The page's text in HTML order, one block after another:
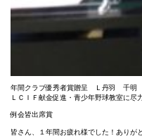
年間クラブ優秀者賞贈呈 Ｌ丹羽 千明
ＬＣＩＦ献金促進・青少年野球教室に尽
例会皆出席賞
皆さん、１年間お疲れ様でした！ありが